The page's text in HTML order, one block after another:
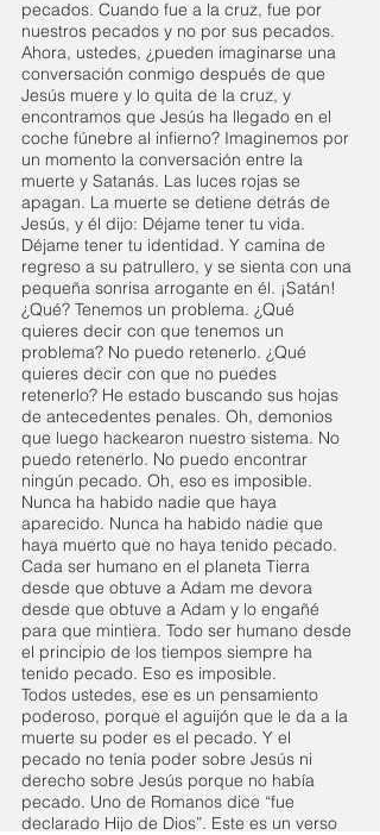
pecados. Cuando fue a la cruz, fue por
nuestros pecados y no por sus pecados.
Ahora, ustedes, ¿pueden imaginarse una
conversación conmigo después de que
Jesús muere y lo quita de la cruz, y
encontramos que Jesús ha llegado en el
coche fúnebre al infierno? Imaginemos por
un momento la conversación entre la
muerte y Satanás. Las luces rojas se
apagan. La muerte se detiene detrás de
Jesús, y él dijo: Déjame tener tu vida.
Déjame tener tu identidad. Y camina de
regreso a su patrullero, y se sienta con una
pequeña sonrisa arrogante en él. ¡Satán!
¿Qué? Tenemos un problema. ¿Qué
quieres decir con que tenemos un
problema? No puedo retenerlo. ¿Qué
quieres decir con que no puedes
retenerlo? He estado buscando sus hojas
de antecedentes penales. Oh, demonios
que luego hackearon nuestro sistema. No
puedo retenerlo. No puedo encontrar
ningún pecado. Oh, eso es imposible.
Nunca ha habido nadie que haya
aparecido. Nunca ha habido nadie que
haya muerto que no haya tenido pecado.
Cada ser humano en el planeta Tierra
desde que obtuve a Adam me devora
desde que obtuve a Adam y lo engañé
para que mintiera. Todo ser humano desde
el principio de los tiempos siempre ha
tenido pecado. Eso es imposible.
Todos ustedes, ese es un pensamiento
poderoso, porque el aguijón que le da a la
muerte su poder es el pecado. Y el
pecado no tenía poder sobre Jesús ni
derecho sobre Jesús porque no había
pecado. Uno de Romanos dice “fue
declarado Hijo de Dios”. Este es un verso